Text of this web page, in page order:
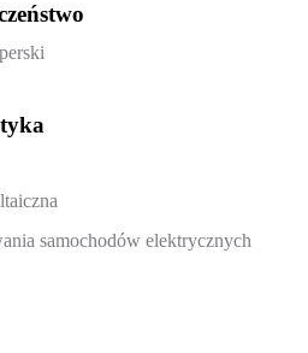
samochodów elektrycznych